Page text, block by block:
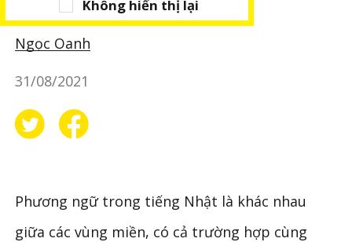
ろい và なんでやねん
Ngọc Oanh
31/08/2021
Phương ngữ trong tiếng Nhật là khác nhau
giữa các vùng miền, có cả trường hợp cùng
Không hiển thị lại